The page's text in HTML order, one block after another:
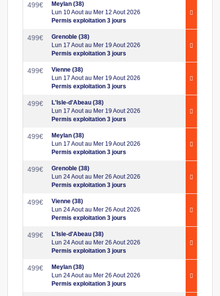
499€
Meylan (38)
Lun 10 Aout au Mer 12 Aout 2026
Permis exploitation 3 jours
499€
Grenoble (38)
Lun 17 Aout au Mer 19 Aout 2026
Permis exploitation 3 jours
499€
Vienne (38)
Lun 17 Aout au Mer 19 Aout 2026
Permis exploitation 3 jours
499€
L'Isle-d'Abeau (38)
Lun 17 Aout au Mer 19 Aout 2026
Permis exploitation 3 jours
499€
Meylan (38)
Lun 17 Aout au Mer 19 Aout 2026
Permis exploitation 3 jours
499€
Grenoble (38)
Lun 24 Aout au Mer 26 Aout 2026
Permis exploitation 3 jours
499€
Vienne (38)
Lun 24 Aout au Mer 26 Aout 2026
Permis exploitation 3 jours
499€
L'Isle-d'Abeau (38)
Lun 24 Aout au Mer 26 Aout 2026
Permis exploitation 3 jours
499€
Meylan (38)
Lun 24 Aout au Mer 26 Aout 2026
Permis exploitation 3 jours